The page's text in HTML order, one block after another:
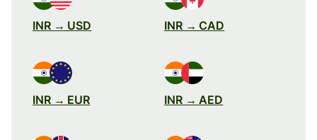
INR → USD INR → CAD
INR → EUR INR → AED